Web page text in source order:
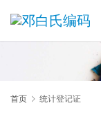
首页 统计登记证